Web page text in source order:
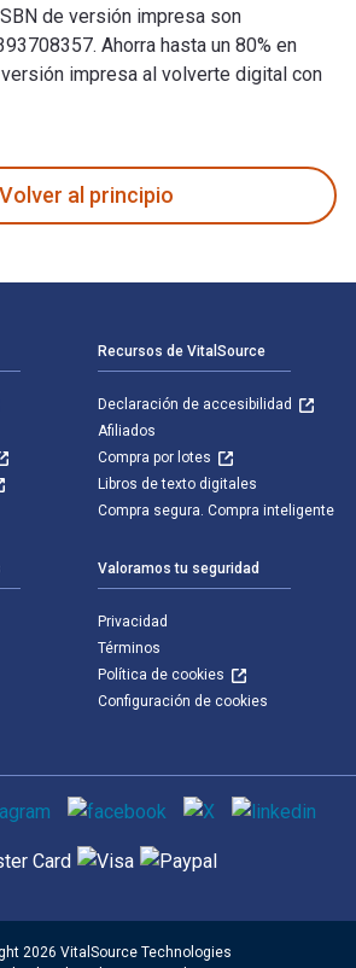
de versión impresa son
Ahorra hasta un 80% en
impresa al volverte digital con
Volver al principio
Recursos de VitalSource
Declaración de accesibilidad
Afiliados
Compra por lotes
Libros de texto digitales
Compra segura. Compra inteligente
Valoramos tu seguridad
Privacidad
Términos
Política de cookies
Configuración de cookies
social
2026 VitalSource Technologies